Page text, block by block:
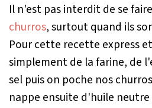
Il n'est pas interdit de se
churros, surtout quand ils
Pour cette recette express
simplement de la farine, de
sel puis on poche nos
nappe ensuite d'huile